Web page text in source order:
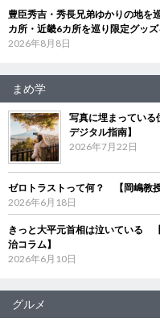
豊臣秀吉・秀長兄弟ゆかりの地
カ所・近畿6カ所を巡り限定グッ
2026年8月8日
まめ学
写真に埋まってい
デジタル指南】
2026年7月22日
ゼロトラストって何？ 【岡嶋教授
2026年6月18日
きっと大平元首相は泣いている
治コラム】
2026年6月10日
グルメ